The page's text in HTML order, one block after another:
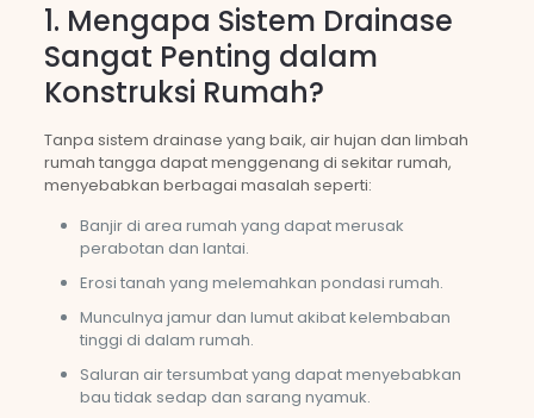
1. Mengapa Sistem Drainase
Sangat Penting dalam
Konstruksi Rumah?
Tanpa sistem drainase yang baik, air hujan dan limbah
rumah tangga dapat menggenang di sekitar rumah,
menyebabkan berbagai masalah seperti:
Banjir di area rumah yang dapat merusak
perabotan dan lantai.
Erosi tanah yang melemahkan pondasi rumah.
Munculnya jamur dan lumut akibat kelembaban
tinggi di dalam rumah.
Saluran air tersumbat yang dapat menyebabkan
bau tidak sedap dan sarang nyamuk.